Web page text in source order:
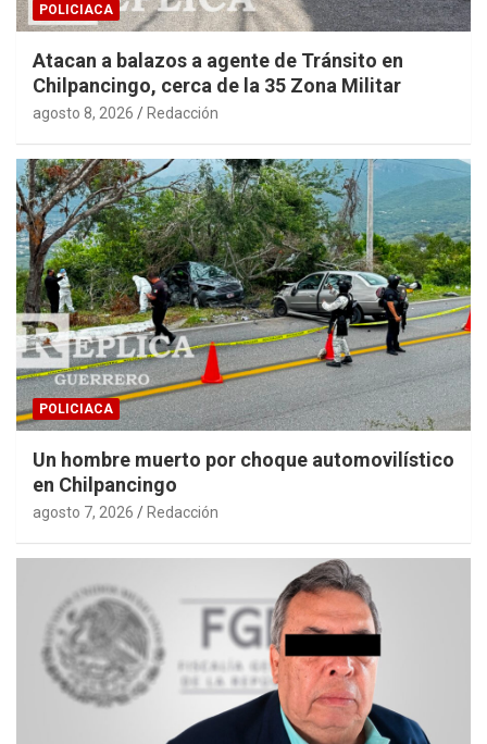
POLICIACA
Atacan a balazos a agente de Tránsito en
Chilpancingo, cerca de la 35 Zona Militar
agosto 8, 2026 Redacción
POLICIACA
Un hombre muerto por choque automovilístico
en Chilpancingo
agosto 7, 2026 Redacción